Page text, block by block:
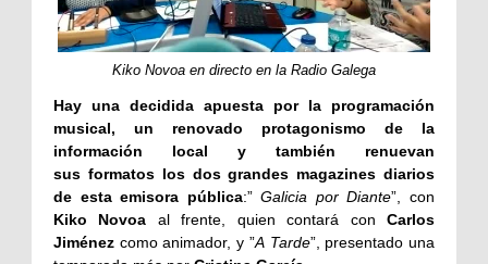
Kiko Novoa en directo en la Radio Galega
Hay una decidida apuesta por la programación
musical, un renovado protagonismo de la
información local y también renuevan
sus formatos los dos grandes magazines diarios
de esta emisora pública:”Galicia por Diante”, con
Kiko Novoa al frente, quien contará conCarlos
Jiménez como animador, y ”A Tarde”, presentado una